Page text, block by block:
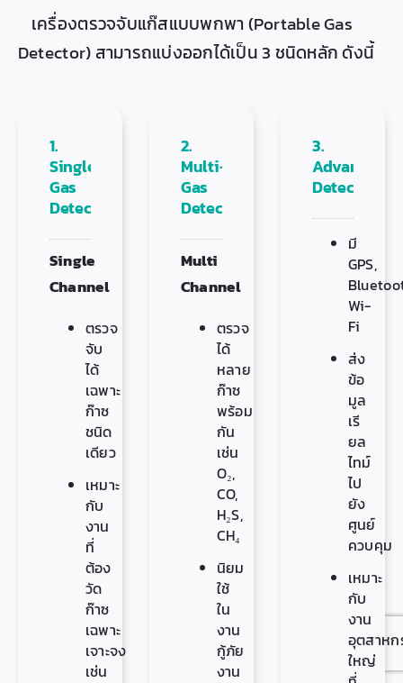
เครื่องตรวจจับแก๊สแบบพกพา (Portable Gas
Detector) สามารถแบ่งออกได้เป็น 3 ชนิดหลัก ดังนี้
1.
Single-
Gas
Detector
Single
Channel
ตรวจ
จับ
ได้
เฉพาะ
ก๊าซ
ชนิด
เดียว
เหมาะ
กับ
งาน
ที่
ต้อง
วัด
ก๊าซ
เฉพาะ
เจาะจง
เช่น
2.
Multi-
Gas
Detector
Multi
Channel
ตรวจ
ได้
หลาย
ก๊าซ
พร้อม
กัน
เช่น
O₂,
CO,
H₂S,
CH₄
นิยม
ใช้
ใน
งาน
กู้ภัย
งาน
3.
Advanced/
Detectors
มี
GPS,
Wi-
Fi
ส่ง
ข้อ
มูล
เรี
ยล
ไทม์
ไป
ยัง
ศูนย์
ควบคุม
เหมาะ
กับ
งาน
อุตสาหก
ใหญ่